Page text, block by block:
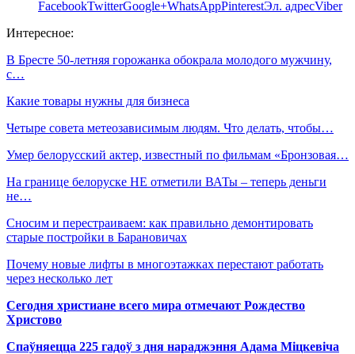
FacebookTwitterGoogle+WhatsAppPinterestЭл. адресViber
Интересное:
В Бресте 50-летняя горожанка обокрала молодого мужчину,
с…
Какие товары нужны для бизнеса
Четыре совета метеозависимым людям. Что делать, чтобы…
Умер белорусский актер, известный по фильмам «Бронзовая…
На границе белоруске НЕ отметили ВАТы – теперь деньги
не…
Сносим и перестраиваем: как правильно демонтировать
старые постройки в Барановичах
Почему новые лифты в многоэтажках перестают работать
через несколько лет
Сегодня христиане всего мира отмечают Рождество
Христово
Спаўняецца 225 гадоў з дня нараджэння Адама Міцкевіча